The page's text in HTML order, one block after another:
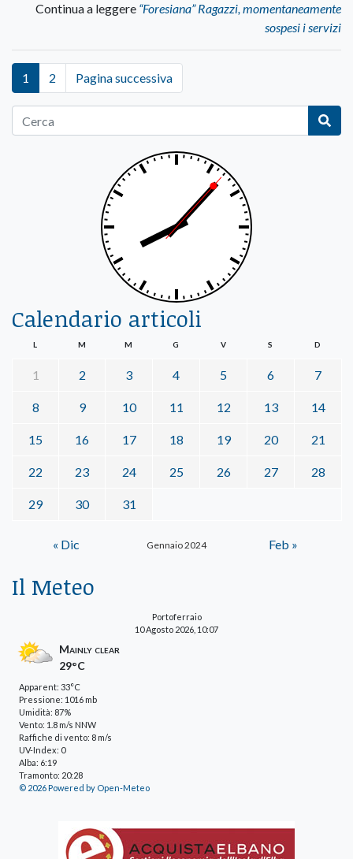
Continua a leggere “Foresiana” Ragazzi, momentaneamente
sospesi i servizi
1 2 Pagina successiva
Calendario articoli
Gennaio 2024
L M M G V S D
1 2 3 4 5 6 7
8 9 10 11 12 13 14
15 16 17 18 19 20 21
22 23 24 25 26 27 28
29 30 31
« Dic Feb »
Il Meteo
Portoferraio
10 Agosto 2026, 10:07
Mainly clear
29°C
Apparent: 33°C
Pressione: 1016 mb
Umidità: 87%
Vento: 1.8 m/s NNW
Raffiche di vento: 8 m/s
UV-Index: 0
Alba: 6:19
Tramonto: 20:28
© 2026 Powered by Open-Meteo